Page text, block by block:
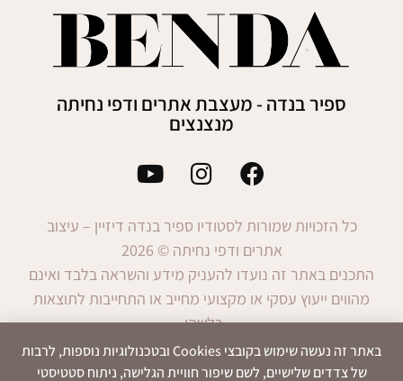
ספיר בנדה - מעצבת אתרים ודפי נחיתה
מנצנצים
כל הזכויות שמורות לסטודיו ספיר בנדה דיזיין – עיצוב
אתרים ודפי נחיתה © 2026
התכנים באתר זה נועדו להעניק מידע והשראה בלבד ואינם
מהווים ייעוץ עסקי או מקצועי מחייב או התחייבות לתוצאות
כלשהן.
השימוש במידע הינו באחריות המשתמש בלבד.
באתר זה נעשה שימוש בקובצי Cookies ובטכנולוגיות נוספות, לרבות
של צדדים שלישיים, לשם שיפור חוויית הגלישה, ניתוח סטטיסטי